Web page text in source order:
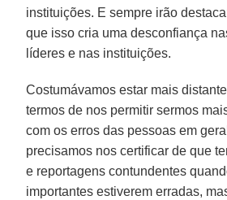
instituições. E sempre irão
que isso cria uma desconfiança
líderes e nas instituições.
Costumávamos estar mais
termos de nos permitir sermos
com os erros das pessoas em
precisamos nos certificar de que
e reportagens contundentes
importantes estiverem erradas,